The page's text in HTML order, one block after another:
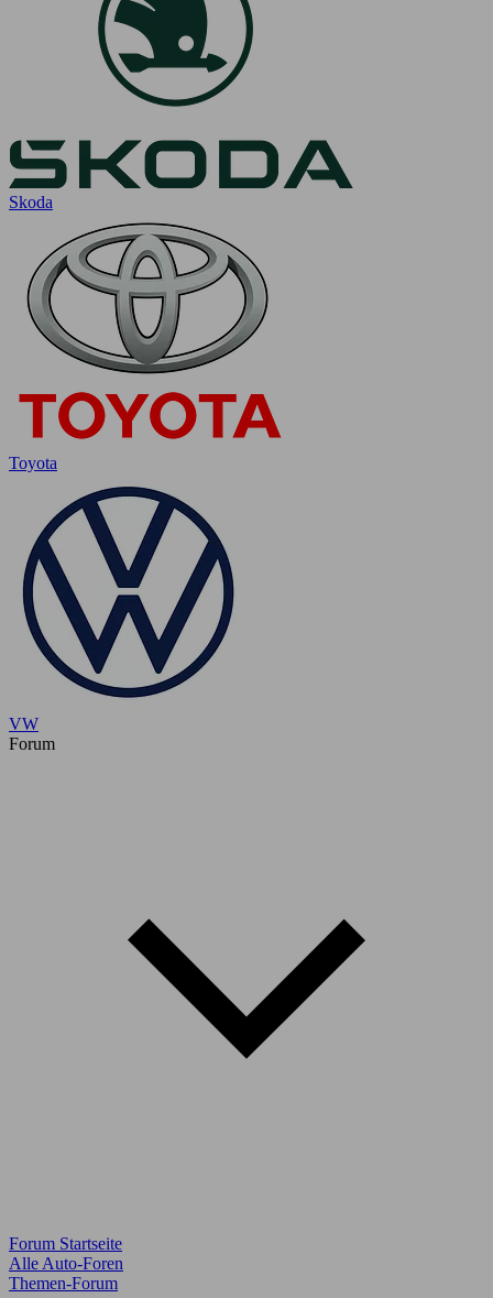
Skoda
Toyota
VW
Forum
Forum Startseite
Alle Auto-Foren
Themen-Forum